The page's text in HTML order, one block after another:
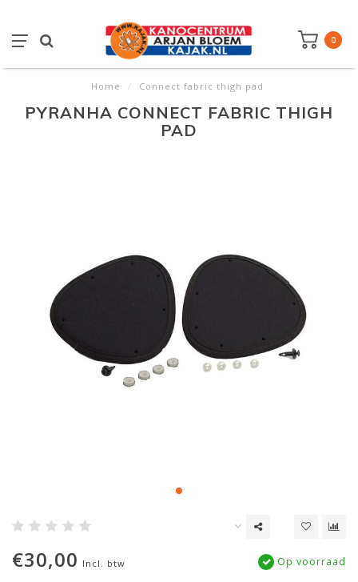
0
Home / Connect fabric thigh pad
PYRANHA CONNECT FABRIC THIGH
PAD
€30,00 Incl. btw Op voorraad